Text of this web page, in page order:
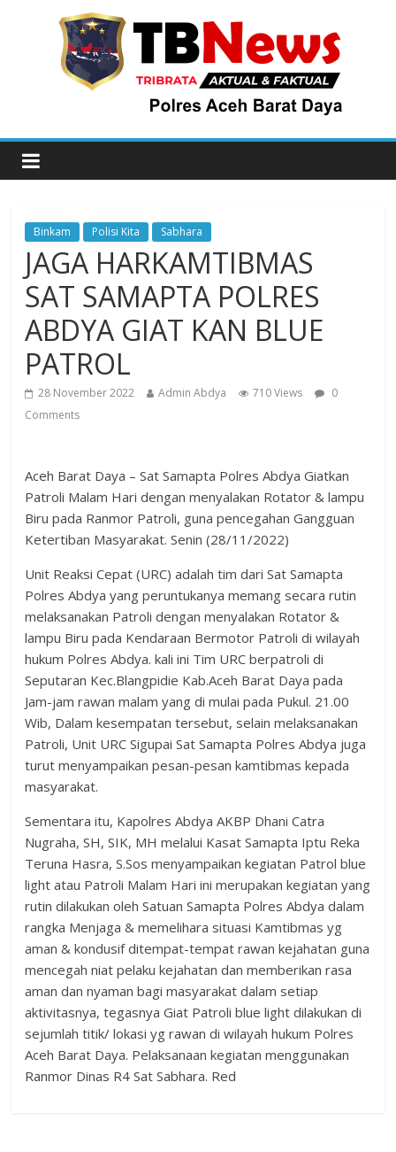
Binkam Polisi Kita Sabhara
JAGA HARKAMTIBMAS
SAT SAMAPTA POLRES
ABDYA GIAT KAN BLUE
PATROL
28 November 2022 Admin Abdya 710 Views
0
Comments
Aceh Barat Daya – Sat Samapta Polres Abdya Giatkan
Patroli Malam Hari dengan menyalakan Rotator & lampu
Biru pada Ranmor Patroli, guna pencegahan Gangguan
Ketertiban Masyarakat. Senin (28/11/2022)
Unit Reaksi Cepat (URC) adalah tim dari Sat Samapta
Polres Abdya yang peruntukanya memang secara rutin
melaksanakan Patroli dengan menyalakan Rotator &
lampu Biru pada Kendaraan Bermotor Patroli di wilayah
hukum Polres Abdya. kali ini Tim URC berpatroli di
Seputaran Kec.Blangpidie Kab.Aceh Barat Daya pada
Jam-jam rawan malam yang di mulai pada Pukul. 21.00
Wib, Dalam kesempatan tersebut, selain melaksanakan
Patroli, Unit URC Sigupai Sat Samapta Polres Abdya juga
turut menyampaikan pesan-pesan kamtibmas kepada
masyarakat.
Sementara itu, Kapolres Abdya AKBP Dhani Catra
Nugraha, SH, SIK, MH melalui Kasat Samapta Iptu Reka
Teruna Hasra, S.Sos menyampaikan kegiatan Patrol blue
light atau Patroli Malam Hari ini merupakan kegiatan yang
rutin dilakukan oleh Satuan Samapta Polres Abdya dalam
rangka Menjaga & memelihara situasi Kamtibmas yg
aman & kondusif ditempat-tempat rawan kejahatan guna
mencegah niat pelaku kejahatan dan memberikan rasa
aman dan nyaman bagi masyarakat dalam setiap
aktivitasnya, tegasnya Giat Patroli blue light dilakukan di
sejumlah titik/ lokasi yg rawan di wilayah hukum Polres
Aceh Barat Daya. Pelaksanaan kegiatan menggunakan
Ranmor Dinas R4 Sat Sabhara. Red